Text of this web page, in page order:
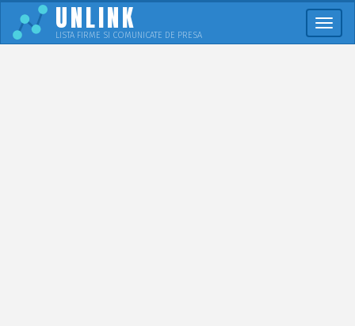
UNLINK
LISTA FIRME SI COMUNICATE DE PRESA